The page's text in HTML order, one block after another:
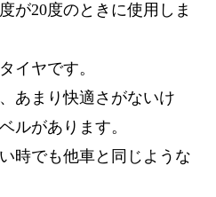
が20度のときに使用しま
イヤです。
あまり快適さがないけ
ルがあります。
時でも他車と同じような